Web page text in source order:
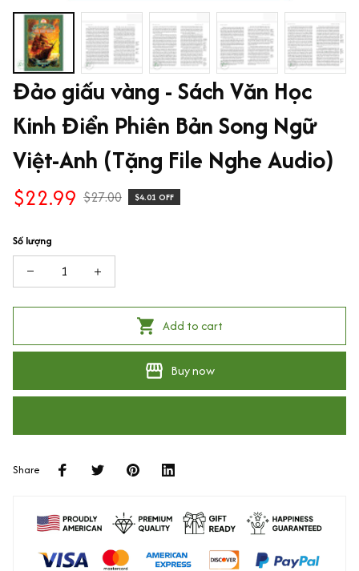
Đảo giấu vàng - Sách Văn Học
Kinh Điển Phiên Bản Song Ngữ
Việt-Anh (Tặng File Nghe Audio)
$22.99 $27.00 $4.01 OFF
Số lượng
Add to cart
Buy now
Share